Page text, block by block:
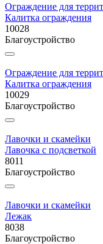
Ограждение для
Калитка ограждения
10028
Благоустройство
Ограждение для
Калитка ограждения
10029
Благоустройство
Лавочки и скамейки
Лавочка с подсветкой
8011
Благоустройство
Лавочки и скамейки
Лежак
8038
Благоустройство